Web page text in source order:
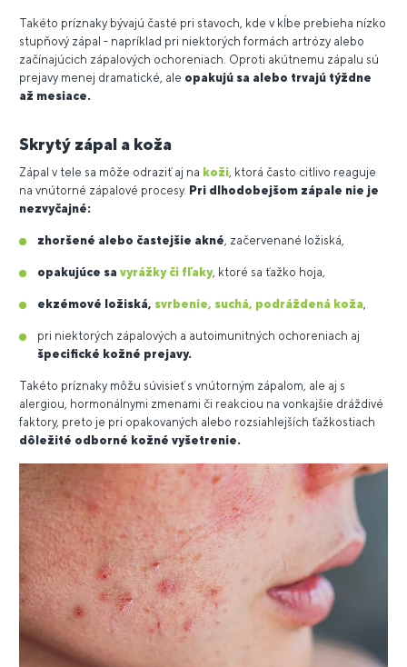
Takéto príznaky bývajú časté pri stavoch, kde v kĺbe prebieha nízko
stupňový zápal - napríklad pri niektorých formách artrózy alebo
začínajúcich zápalových ochoreniach. Oproti akútnemu zápalu sú
prejavy menej dramatické, ale opakujú sa alebo trvajú týždne
až mesiace.
Skrytý zápal a koža
Zápal v tele sa môže odraziť aj na koži, ktorá často citlivo reaguje
na vnútorné zápalové procesy. Pri dlhodobejšom zápale nie je
nezvyčajné:
zhoršené alebo častejšie akné, začervenané ložiská,
opakujúce sa vyrážky či fľaky, ktoré sa ťažko hoja,
ekzémové ložiská, svrbenie, suchá, podráždená koža,
pri niektorých zápalových a autoimunitných ochoreniach aj
špecifické kožné prejavy.
Takéto príznaky môžu súvisieť s vnútorným zápalom, ale aj s
alergiou, hormonálnymi zmenami či reakciou na vonkajšie dráždivé
faktory, preto je pri opakovaných alebo rozsiahlejších ťažkostiach
dôležité odborné kožné vyšetrenie.